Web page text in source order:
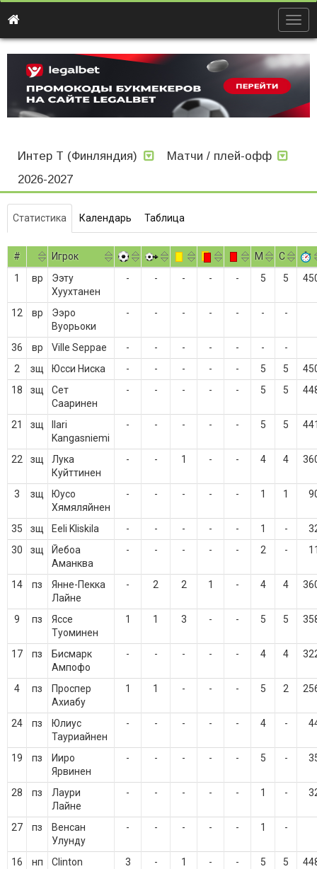
Интер Т (Финляндия)
Матчи / плей-офф
2026-2027
Статистика Календарь Таблица
# Игрок M
С
1
вр
Ээту
Хуухтанен
- - - - - 5 5
12 вр
Ээро
Вуорьоки
- - - - - - -
36 вр Ville Seppae - - - - - - -
2
зщ Юсси Ниска - - - - - 5 5
18
зщ
Сет
Сааринен
- - - - - 5 5
21 зщ
Ilari
Kangasniemi
- - - - - 5 5
22 зщ
Лука
Куйттинен
- - 1 - - 4 4
3 зщ
Юусо
Хямяляйнен
- - - - - 1 1
35 зщ Eeli Kliskila - - - - - 1 -
30
зщ
Йебоа
Аманква
- - - - - 2 -
14 пз
Янне-Пекка
Лайне
- 2 2 1 - 4 4
9 пз
Яссе
Туоминен
1 1 3 - - 5 5
17 пз
Бисмарк
Ампофо
- - - - - 4 4
4 пз
Проспер
Ахиабу
1 1 - - - 5 2
24 пз
Юлиус
Тауриайнен
- - - - - 4 -
19 пз
Ииро
Ярвинен
- - - - - 5 -
28 пз
Лаури
Лайне
- - - - - 1 -
27 пз
Венсан
Улунду
- - - - - 1 -
16 нп
Clinton
3 - 1 - - 5 5